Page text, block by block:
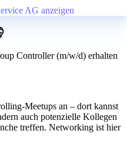
AG anzeigen
Controller (m/w/d) erhalten
Meetups an – dort kannst
auch potenzielle Kollegen
treffen. Networking ist hier